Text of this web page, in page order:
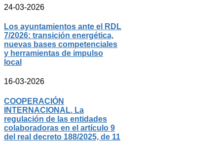
24-03-2026
Los ayuntamientos ante el RDL
7/2026: transición energética,
nuevas bases competenciales
y herramientas de impulso
local
16-03-2026
COOPERACIÓN
INTERNACIONAL. La
regulación de las entidades
colaboradoras en el artículo 9
del real decreto 188/2025, de 11